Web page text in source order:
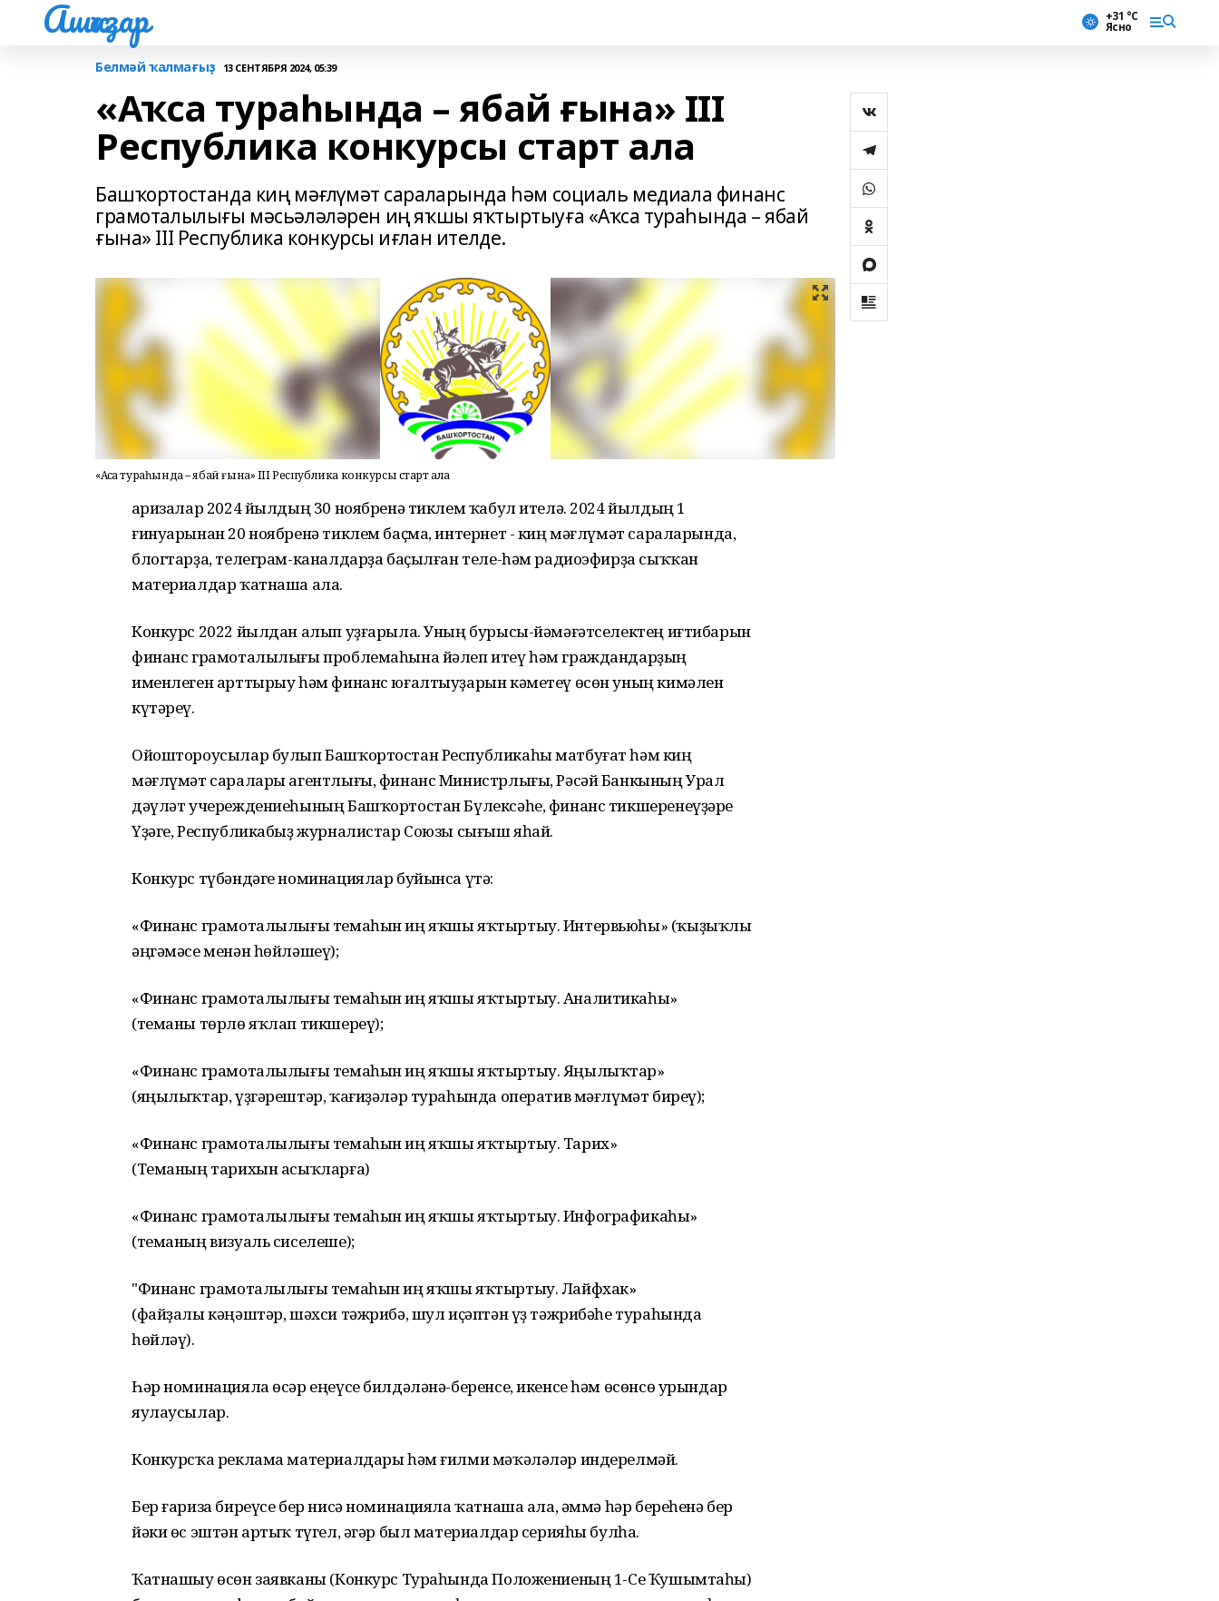
Ашҡаҙар +31 °С
Ясно
Белмәй ҡалмағыҙ 13 СЕНТЯБРЯ 2024, 05:39
«Аҡса тураһында – ябай ғына» III
Республика конкурсы старт ала
Башҡортостанда киң мәғлүмәт сараларында һәм социаль медиала финанс
грамоталылығы мәсьәләләрен иң яҡшы яҡтыртыуға «Аҡса тураһында – ябай
ғына» III Республика конкурсы иғлан ителде.
«Аҡса тураһында – ябай ғына» III Республика конкурсы старт ала
Ғаризалар 2024 йылдың 30 ноябренә тиклем ҡабул ителә. 2024 йылдың 1
ғинуарынан 20 ноябренә тиклем баҫма, интернет - киң мәғлүмәт сараларында,
блогтарҙа, телеграм-каналдарҙа баҫылған теле-һәм радиоэфирҙа сыҡҡан
материалдар ҡатнаша ала.
Конкурс 2022 йылдан алып уҙғарыла. Уның бурысы-йәмәғәтселектең иғтибарын
финанс грамоталылығы проблемаһына йәлеп итеү һәм граждандарҙың
именлеген арттырыу һәм финанс юғалтыуҙарын кәметеү өсөн уның кимәлен
күтәреү.
Ойоштороусылар булып Башҡортостан Республикаһы матбуғат һәм киң
мәғлүмәт саралары агентлығы, финанс Министрлығы, Рәсәй Банкының Урал
дәүләт учереждениеһының Башҡортостан Бүлексәһе, финанс тикшеренеүҙәре
Үҙәге, Республикабыҙ журналистар Союзы сығыш яһай.
Конкурс түбәндәге номинациялар буйынса үтә:
«Финанс грамоталылығы темаһын иң яҡшы яҡтыртыу. Интервьюһы» (ҡыҙыҡлы
әңгәмәсе менән һөйләшеү);
«Финанс грамоталылығы темаһын иң яҡшы яҡтыртыу. Аналитикаһы»
(теманы төрлө яҡлап тикшереү);
«Финанс грамоталылығы темаһын иң яҡшы яҡтыртыу. Яңылыҡтар»
(яңылыҡтар, үҙгәрештәр, ҡағиҙәләр тураһында оператив мәғлүмәт биреү);
«Финанс грамоталылығы темаһын иң яҡшы яҡтыртыу. Тарих»
(Теманың тарихын асыҡларға)
«Финанс грамоталылығы темаһын иң яҡшы яҡтыртыу. Инфографикаһы»
(теманың визуаль сиселеше);
"Финанс грамоталылығы темаһын иң яҡшы яҡтыртыу. Лайфхак»
(файҙалы кәңәштәр, шәхси тәжрибә, шул иҫәптән үҙ тәжрибәһе тураһында
һөйләү).
Һәр номинацияла өсәр еңеүсе билдәләнә-беренсе, икенсе һәм өсөнсө урындар
яулаусылар.
Конкурсҡа реклама материалдары һәм ғилми мәҡәләләр индерелмәй.
Бер ғариза биреүсе бер нисә номинацияла ҡатнаша ала, әммә һәр береһенә бер
йәки өс эштән артыҡ түгел, әгәр был материалдар серияһы булһа.
Ҡатнашыу өсөн заявканы (Конкурс Тураһында Положениеның 1-Се Ҡушымтаһы)